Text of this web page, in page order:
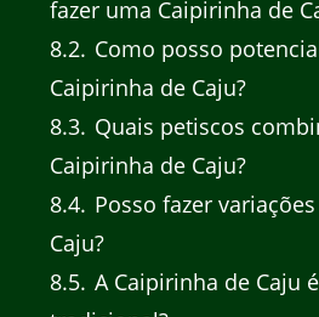
fazer uma Caipirinha de
8.2 Como posso
Caipirinha de Caju?
8.3 Quais petiscos
Caipirinha de Caju?
8.4 Posso fazer
Caju?
8.5 A Caipirinha de Caju